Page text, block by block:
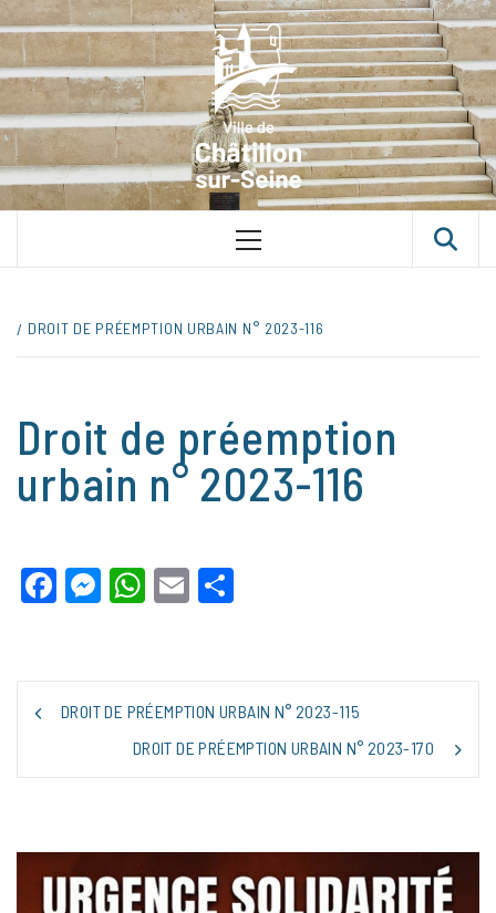
Skip
to
content
VILLE
SUR-SEINE
UNE VILLE DANS UN PARC
Primary
DROIT DE PRÉEMPTION URBAIN N° 2023-116
Droit de préemption
urbain n° 2023-116
Facebook
Messenger
WhatsApp
Email
NAVIGATION
DE
DROIT DE PRÉEMPTION URBAIN N° 2023-115
DROIT DE PRÉEMPTION URBAIN N° 2023-170